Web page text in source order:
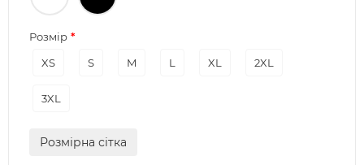
Розмір
XS
S M L XL 2XL
3XL
Розмірна сітка